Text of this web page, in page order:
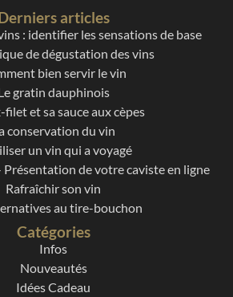
articles
: identifier les sensations de base
de dégustation des vins
bien servir le vin
gratin dauphinois
filet et sa sauce aux cèpes
conservation du vin
un vin qui a voyagé
Présentation de votre caviste en ligne
Rafraîchir son vin
au tire-bouchon
Catégories
Infos
Nouveautés
Idées Cadeau